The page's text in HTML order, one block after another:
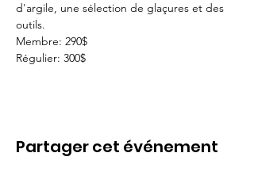
d'argile, une sélection de glaçures et des
outils.
Membre: 290$
Régulier: 300$
Partager cet événement